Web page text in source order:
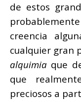
de estos
creencia
cualquier gran
alquimia que
que
preciosos a